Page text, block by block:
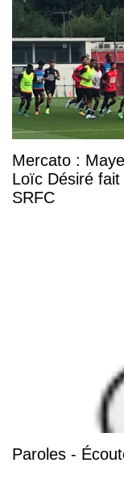
Mercato :
Loïc Désiré
SRFC
Paroles -